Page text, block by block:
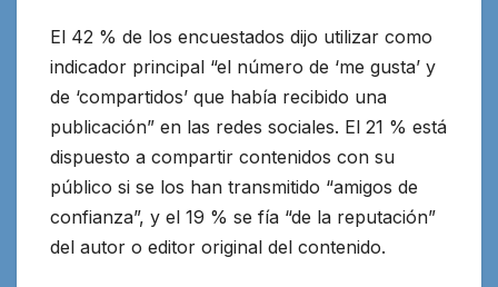
El 42 % de los encuestados dijo utilizar como
indicador principal “el número de ‘me gusta’ y
de ‘compartidos’ que había recibido una
publicación” en las redes sociales. El 21 % está
dispuesto a compartir contenidos con su
público si se los han transmitido “amigos de
confianza”, y el 19 % se fía “de la reputación”
del autor o editor original del contenido.